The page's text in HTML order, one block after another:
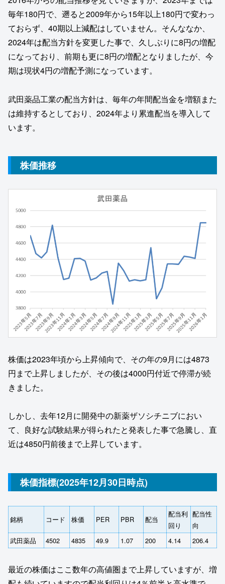
毎年180円で、遡ると2009年から15年以上180円で変わっ
ておらず、40期以上減配はしていません。そんななか、
2024年は配当方針を変更した事で、久しぶりに8円の増配
になっており、前期も更に8円の増配となりましたが、今
期は現状4円の増配予測になっています。
武田薬品工業の配当方針は、毎年の年間配当金を増額また
は維持するとしており、2024年より累進配当を導入して
います。
株価推移
株価は2023年頃から上昇傾向で、その年の9月には4873
円まで上昇しましたが、その後は4000円付近で停滞が続
きました。
しかし、去年12月に開発中の新薬ザソシチニブにおい
て、良好な試験結果が得られたと発表した事で急騰し、直
近は4850円前後まで上昇しています。
株価指標(2025年12月30日時点)
銘柄 コード 株価 PER PBR 配当
配当利
回り
配当性
向
武田薬品
4502 4835 49.9 1.07 200 4.14 206.4
最近の株価はここ数年の高値圏まで上昇していますが、増